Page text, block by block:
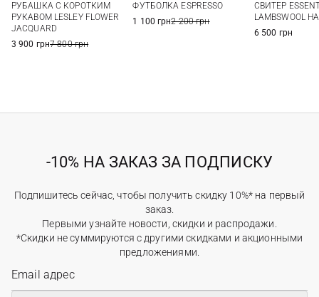
РУБАШКА С КОРОТКИМ
РУКАВОМ LESLEY FLOWER
JACQUARD
3 900 грн7 800 грн
ФУТБОЛКА ESPRESSO
1 100 грн2 200 грн
XXL
СВИТЕР
LAMBSWOOL
6 500 грн
-10% НА ЗАКАЗ ЗА ПОДПИСКУ
Подпишитесь сейчас, чтобы получить скидку 10%* на первый
заказ.
Первыми узнайте новости, скидки и распродажи.
*Скидки не суммируются с другими скидками и акционными
предложениями.